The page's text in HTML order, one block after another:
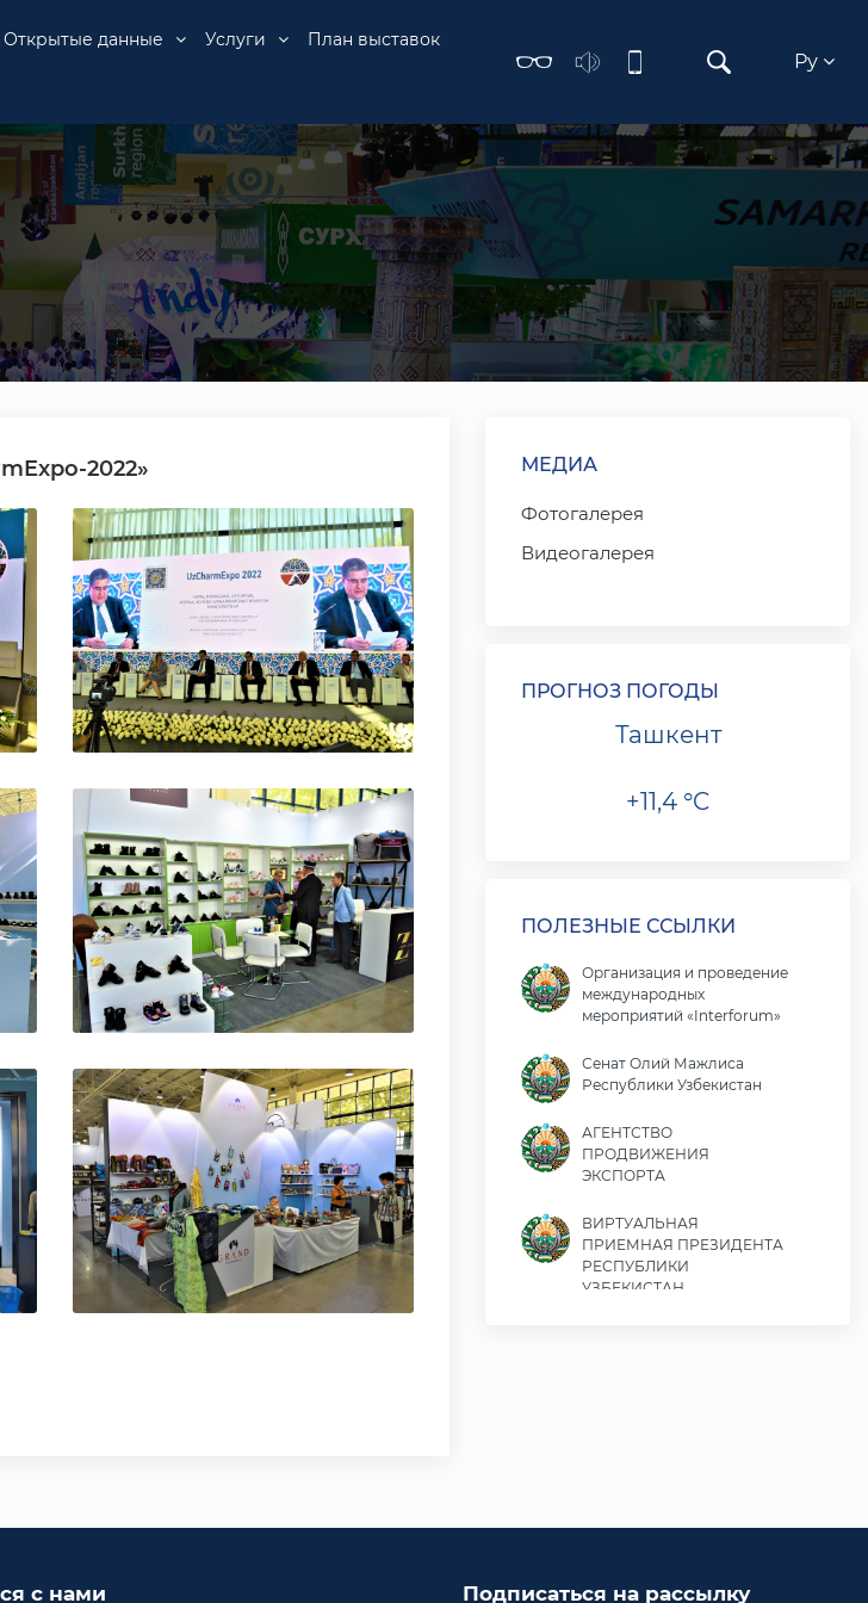
Открытые данные Услуги План выставок
Ру
2022» МЕДИА
Фотогалерея
Видеогалерея
ПРОГНОЗ ПОГОДЫ
Ташкент
+11,4 °C
ПОЛЕЗНЫЕ ССЫЛКИ
Организация и проведение
международных
мероприятий «Interforum»
Сенат Олий Мажлиса
Республики Узбекистан
АГЕНТСТВО
ПРОДВИЖЕНИЯ
ЭКСПОРТА
ВИРТУАЛЬНАЯ
ПРИЕМНАЯ ПРЕЗИДЕНТА
РЕСПУБЛИКИ
УЗБЕКИСТАН
с нами Подписаться на рассылку